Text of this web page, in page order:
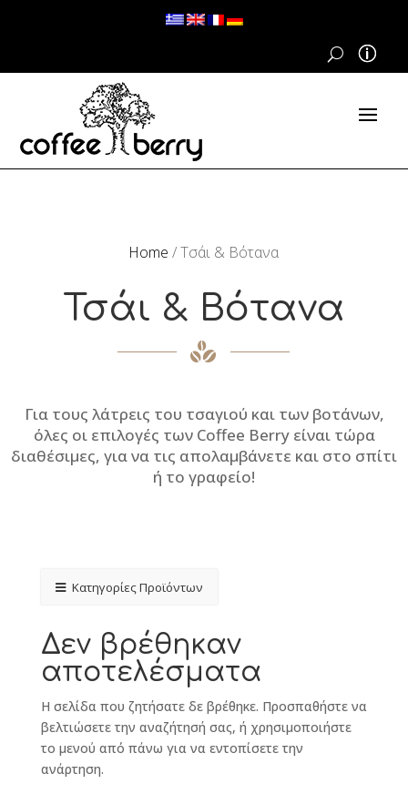
Home / Τσάι & Βότανα
Τσάι & Βότανα
Για τους λάτρεις του τσαγιού και των βοτάνων,
όλες οι επιλογές των Coffee Berry είναι τώρα
διαθέσιμες, για να τις απολαμβάνετε και στο σπίτι
ή το γραφείο!
Κατηγορίες Προϊόντων
Δεν βρέθηκαν
αποτελέσματα
Η σελίδα που ζητήσατε δε βρέθηκε. Προσπαθήστε να
βελτιώσετε την αναζήτησή σας, ή χρησιμοποιήστε
το μενού από πάνω για να εντοπίσετε την
ανάρτηση.